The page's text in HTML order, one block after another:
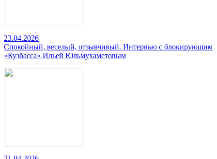
23.04.2026
Спокойный, веселый, отзывчивый. Интервью с блокирующим
«Кузбасса» Ильей Юльмухаметовым